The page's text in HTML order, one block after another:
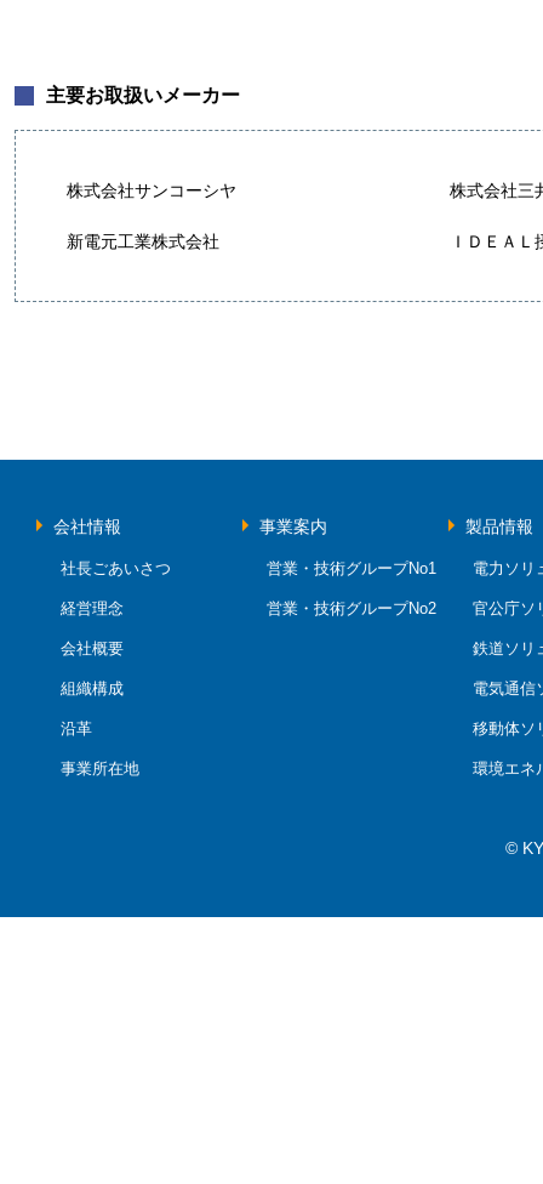
主要お取扱いメーカー
株式会社サンコーシヤ 株式会社三
新電元工業株式会社 ＩＤＥＡ
会社情報
社長ごあいさつ
経営理念
会社概要
組織構成
沿革
事業所在地
事業案内
営業・技術グループNo1
営業・技術グループNo2
製品情報
電力ソリ
官公庁ソ
鉄道ソリ
電気通信
移動体ソ
環境エネ
©